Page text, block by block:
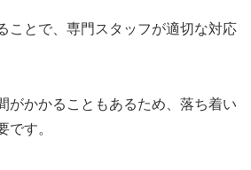
ことで、専門スタッフが適切な対応
がかかることもあるため、落ち着い
です。